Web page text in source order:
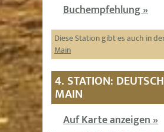
Buchempfehlung »
Diese Station gibt es auch in
Main
4. STATION:
MAIN
Auf Karte anzeigen »